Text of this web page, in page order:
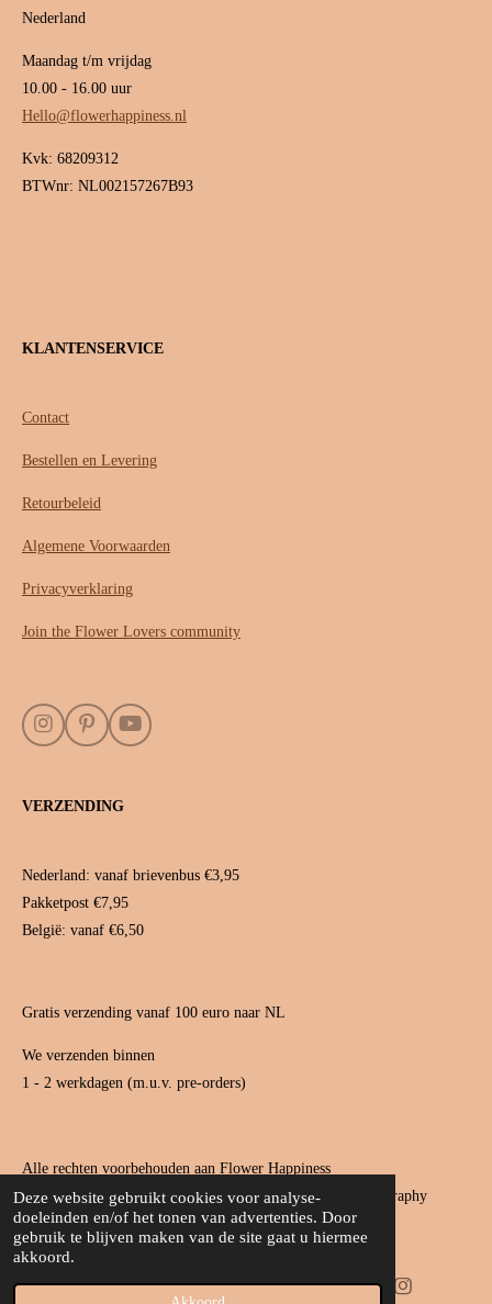
Deze website gebruikt cookies voor analyse-
doeleinden en/of het tonen van advertenties. Door
gebruik te blijven maken van de site gaat u hiermee
akkoord.
Nederland
Maandag t/m vrijdag
10.00 - 16.00 uur
Hello@flowerhappiness.nl
Kvk: 68209312
BTWnr: NL002157267B93
KLANTENSERVICE
Contact
Bestellen en Levering
Retourbeleid
Algemene Voorwaarden
Privacyverklaring
Join the Flower Lovers community
I
a
a
P
e
s
Y
VERZENDING
Nederland: vanaf brievenbus €3,95
Pakketpost €7,95
België: vanaf €6,50
Gratis verzending vanaf 100 euro naar NL
We verzenden binnen
1 - 2 werkdagen (m.u.v. pre-orders)
Alle rechten voorbehouden aan Flower Happiness
© 2024 Flower Happiness PicturesAntoinet Murier Photography